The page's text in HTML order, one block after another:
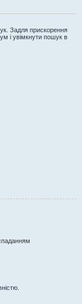
Задля прискорення
і увімкнути пошук в